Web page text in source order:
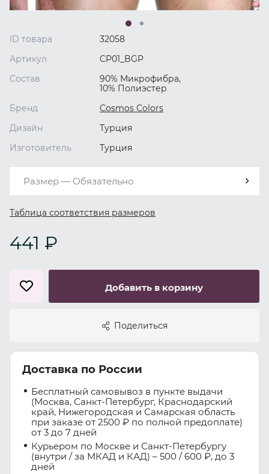
ID товара
32058
Артикул
CP01_BGP
Состав
90% Микрофибра,
10% Полиэстер
Бренд
Cosmos Colors
Дизайн
Турция
Изготовитель
Турция
Размер — Обязательно
Таблица соответствия размеров
441 ₽
Добавить в корзину
Поделиться
Доставка по России
Бесплатный самовывоз в пункте выдачи
(Москва, Санкт-Петербург, Краснодарский
край, Нижегородская и Самарская область
при заказе от 2500 ₽ по полной предоплате)
от 3 до 7 дней
Курьером по Москве и Санкт-Петербургу
(внутри / за МКАД и КАД) – 500 / 600 ₽, до 3
дней